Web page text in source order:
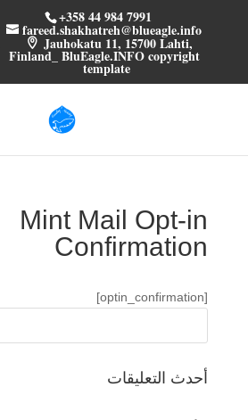
+358 44 984 7991
fareed.shakhatreh@blueagle.info
Jauhokatu 11, 15700 Lahti,
Finland_ BluEagle.INFO copyright
template
Mint Mail Opt-in
Confirmation
[optin_confirmation]
أحدث التعليقات